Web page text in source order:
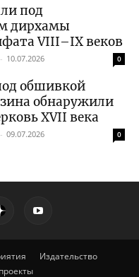
под
дирхамы
VIII–IX веков
- 10.07.2026 0
обшивкой
обнаружили
XVII века
- 09.07.2026 0
Издательство